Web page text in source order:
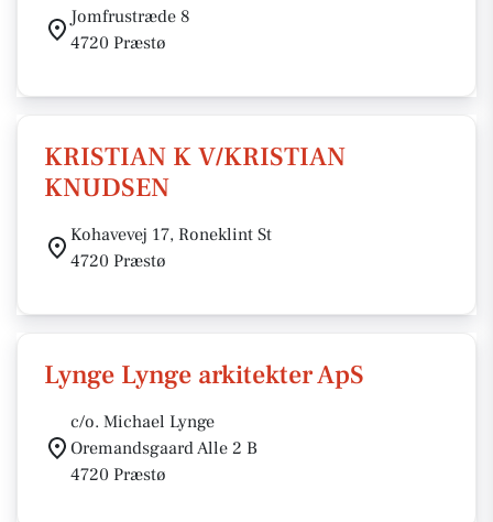
Jomfrustræde 8
4720 Præstø
KRISTIAN K V/KRISTIAN
KNUDSEN
Kohavevej 17, Roneklint St
4720 Præstø
Lynge Lynge arkitekter ApS
c/o. Michael Lynge
Oremandsgaard Alle 2 B
4720 Præstø